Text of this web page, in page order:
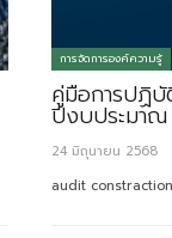
การจัดการองค์ความรู้
คู่มือการปฏิบั
ปีงบประมา
24 มิถุนายน 2568
audit